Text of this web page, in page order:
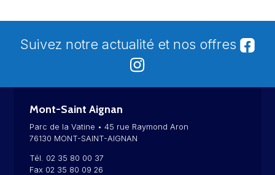
Suivez notre actualité et nos offres
Mont-Saint Aignan
Parc de la Vatine • 45 rue Raymond Aron
76130 MONT-SAINT-AIGNAN
Tél. 02 35 80 00 37
Fax 02 35 80 09 26